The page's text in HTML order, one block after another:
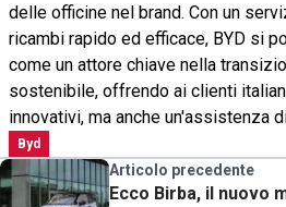
delle officine nel brand. Con un
ricambi rapido ed efficace, BYD si
come un attore chiave nella
sostenibile, offrendo ai clienti
innovativi, ma anche un'assistenza
Byd
Articolo precedente
Ecco Birba, il nuovo